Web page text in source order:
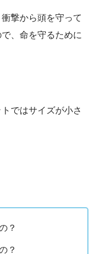
撃から頭を守って
、命を守るために
ではサイズが小さ
？
？